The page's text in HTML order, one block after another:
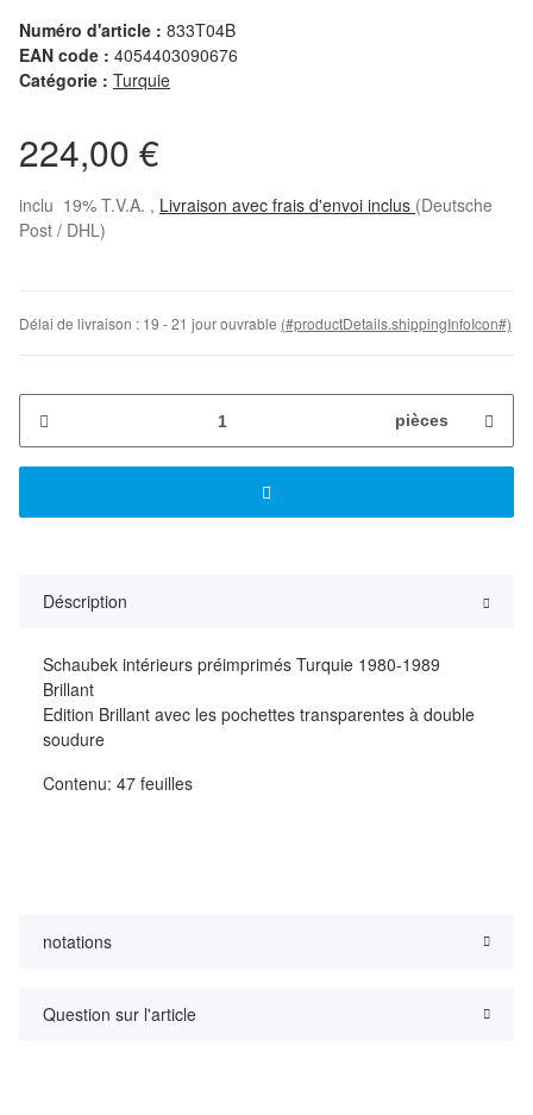
Numéro d'article : 833T04B
EAN code : 4054403090676
Catégorie : Turquie
224,00 €
inclu 19% T.V.A. , Livraison avec frais d'envoi inclus (Deutsche
Post / DHL)
Délai de livraison : 19 - 21 jour ouvrable (#productDetails.shippingInfoIcon#)
pièces
Déscription
Schaubek intérieurs préimprimés Turquie 1980-1989
Brillant
Edition Brillant avec les pochettes transparentes à double
soudure
Contenu: 47 feuilles
notations
Question sur l'article